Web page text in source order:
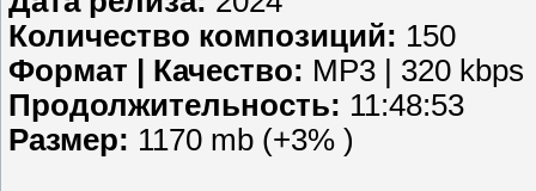
Количество композиций: 150
Формат | Качество: MP3 | 320 kbps
Продолжительность: 11:48:53
Размер: 1170 mb (+3% )